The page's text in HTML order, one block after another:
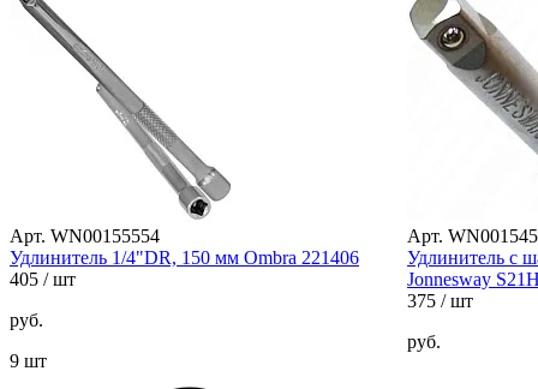
Арт. WN00155554
Удлинитель 1/4"DR, 150 мм Ombra 221406
405 / шт
руб.
9 шт
Арт.
Удлинитель с
Jonnesway
375 / шт
руб.